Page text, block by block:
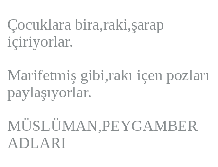
Çocuklara bira,raki,şarap
içiriyorlar.
Marifetmiş gibi,rakı içen pozları
paylaşıyorlar.
MÜSLÜMAN,PEYGAMBER
ADLARI